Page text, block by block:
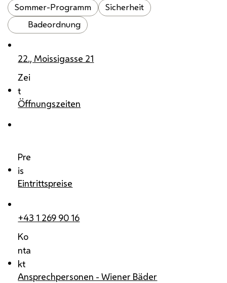
Sommer-Programm
Sicherheit
Badeordnung
22., Moissigasse 21
Zei
t
Öffnungszeiten
Pre
is
Eintrittspreise
+43 1 269 90 16
Ko
nta
kt
Ansprechpersonen - Wiener Bäder